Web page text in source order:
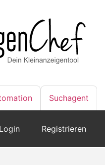
Suchagent
Login Registrieren